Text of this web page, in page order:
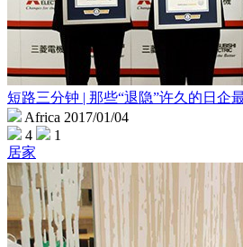
短路三分钟 | 那些“退隐”许久的日企
Africa 2017/01/04
4
1
居家